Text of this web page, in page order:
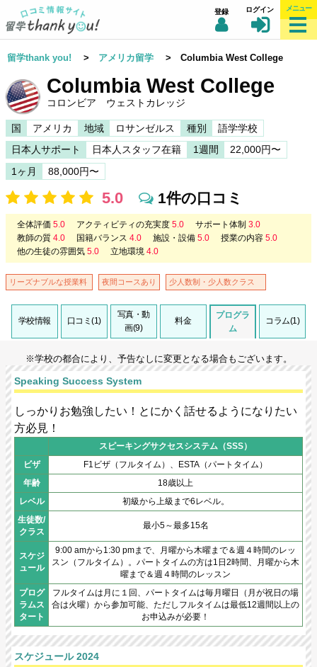
登録 ログイン メニュー
留学thank you! > アメリカ留学 > Columbia West College
Columbia West College
コロンビア ウェストカレッジ
国 アメリカ 地域 ロサンゼルス 種別
語学学校
日本人サポート
日本人スタッフ在籍 1週間
22,000円〜
1ヶ月
88,000円〜
5.0 1件の口コミ
全体評価 5.0 アクティビティの充実度 5.0 サポート体制 3.0
教師の質 4.0 国籍バランス 4.0 施設・設備 5.0 授業の内容 5.0
他の生徒の雰囲気 5.0 立地環境 4.0
リーズナブルな授業料 夜間コースあり 少人数制・少人数クラス
学校情報 口コミ(1)
写真・動
画(9)
料金
プログラ
ム
コラム(1)
※学校の都合により、予告なしに変更となる場合もございます。
Speaking Success System
しっかりお勉強したい！とにかく話せるようになりたい
方必見！
スピーキングサクセスシステム（SSS）
ビザ
F1ビザ（フルタイム）、ESTA（パートタイム）
年齢
18歳以上
レベル
初級から上級まで6レベル。
生徒数/
クラス
最小5～最多15名
スケジ
ュール
9:00 amから1:30 pmまで、月曜から木曜まで＆週４時間のレッ
スン（フルタイム）。パートタイムの方は1日2時間、月曜から木
曜まで＆週４時間のレッスン
プログ
ラムス
タート
フルタイムは月に１回、パートタイムは毎月曜日（月が祝日の場
合は火曜）から参加可能、ただしフルタイムは最低12週間以上の
お申込みが必要！
スケジュール 2024